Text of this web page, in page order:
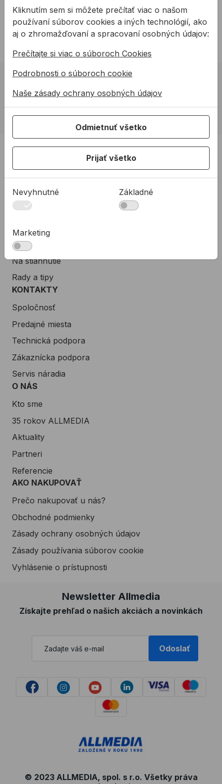
5,14€ s DPH
Na sklade
4,10€ s DPH
Na sklade
allmedia@allmedia.sk
PRODUKTY
Konštrukčné tepelnoizolačné dosky
Kotviaca a pripevňovacia technika
Tmely a lepidla
Služby
Na stiahnutie
Rady a tipy
KONTAKTY
Spoločnosť
Predajné miesta
Technická podpora
Zákaznícka podpora
Servis náradia
O NÁS
Kto sme
35 rokov ALLMEDIA
Aktuality
Partneri
Referencie
AKO NAKUPOVAŤ
Prečo nakupovať u nás?
Obchodné podmienky
Zásady ochrany osobných údajov
Zásady používania súborov cookie
Vyhlásenie o prístupnosti
Newsletter Allmedia
Získajte prehľad o našich akciách a novinkách
Odoslať
© 2023 ALLMEDIA, spol. s r.o. Všetky práva
Kliknutím sem si môžete prečítať viac o našom
používaní súborov cookies a iných technológií, ako
aj o zhromažďovaní a spracovaní osobných údajov:
Prečítajte si viac o súboroch Cookies
Podrobnosti o súboroch cookie
Naše zásady ochrany osobných údajov
Odmietnuť všetko
Prijať všetko
Nevyhnutné Základné
Marketing